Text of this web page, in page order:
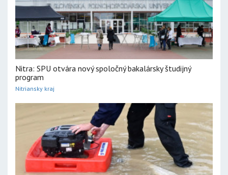
Nitra: SPU otvára nový spoločný bakalársky študijný
program
Nitriansky kraj